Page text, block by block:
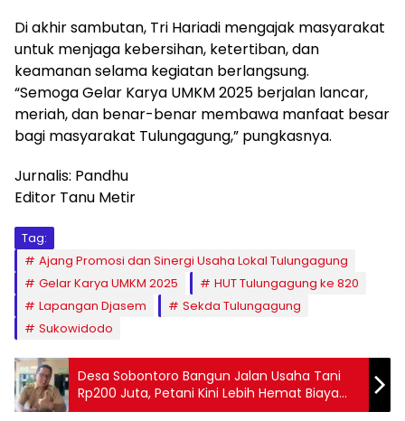
Di akhir sambutan, Tri Hariadi mengajak masyarakat
untuk menjaga kebersihan, ketertiban, dan
keamanan selama kegiatan berlangsung.
“Semoga Gelar Karya UMKM 2025 berjalan lancar,
meriah, dan benar-benar membawa manfaat besar
bagi masyarakat Tulungagung,” pungkasnya.
Jurnalis: Pandhu
Editor Tanu Metir
Tag:
Ajang Promosi dan Sinergi Usaha Lokal Tulungagung
Gelar Karya UMKM 2025
HUT Tulungagung ke 820
Lapangan Djasem
Sekda Tulungagung
Sukowidodo
Desa Sobontoro Bangun Jalan Usaha Tani
Rp200 Juta, Petani Kini Lebih Hemat Biaya
Produksi